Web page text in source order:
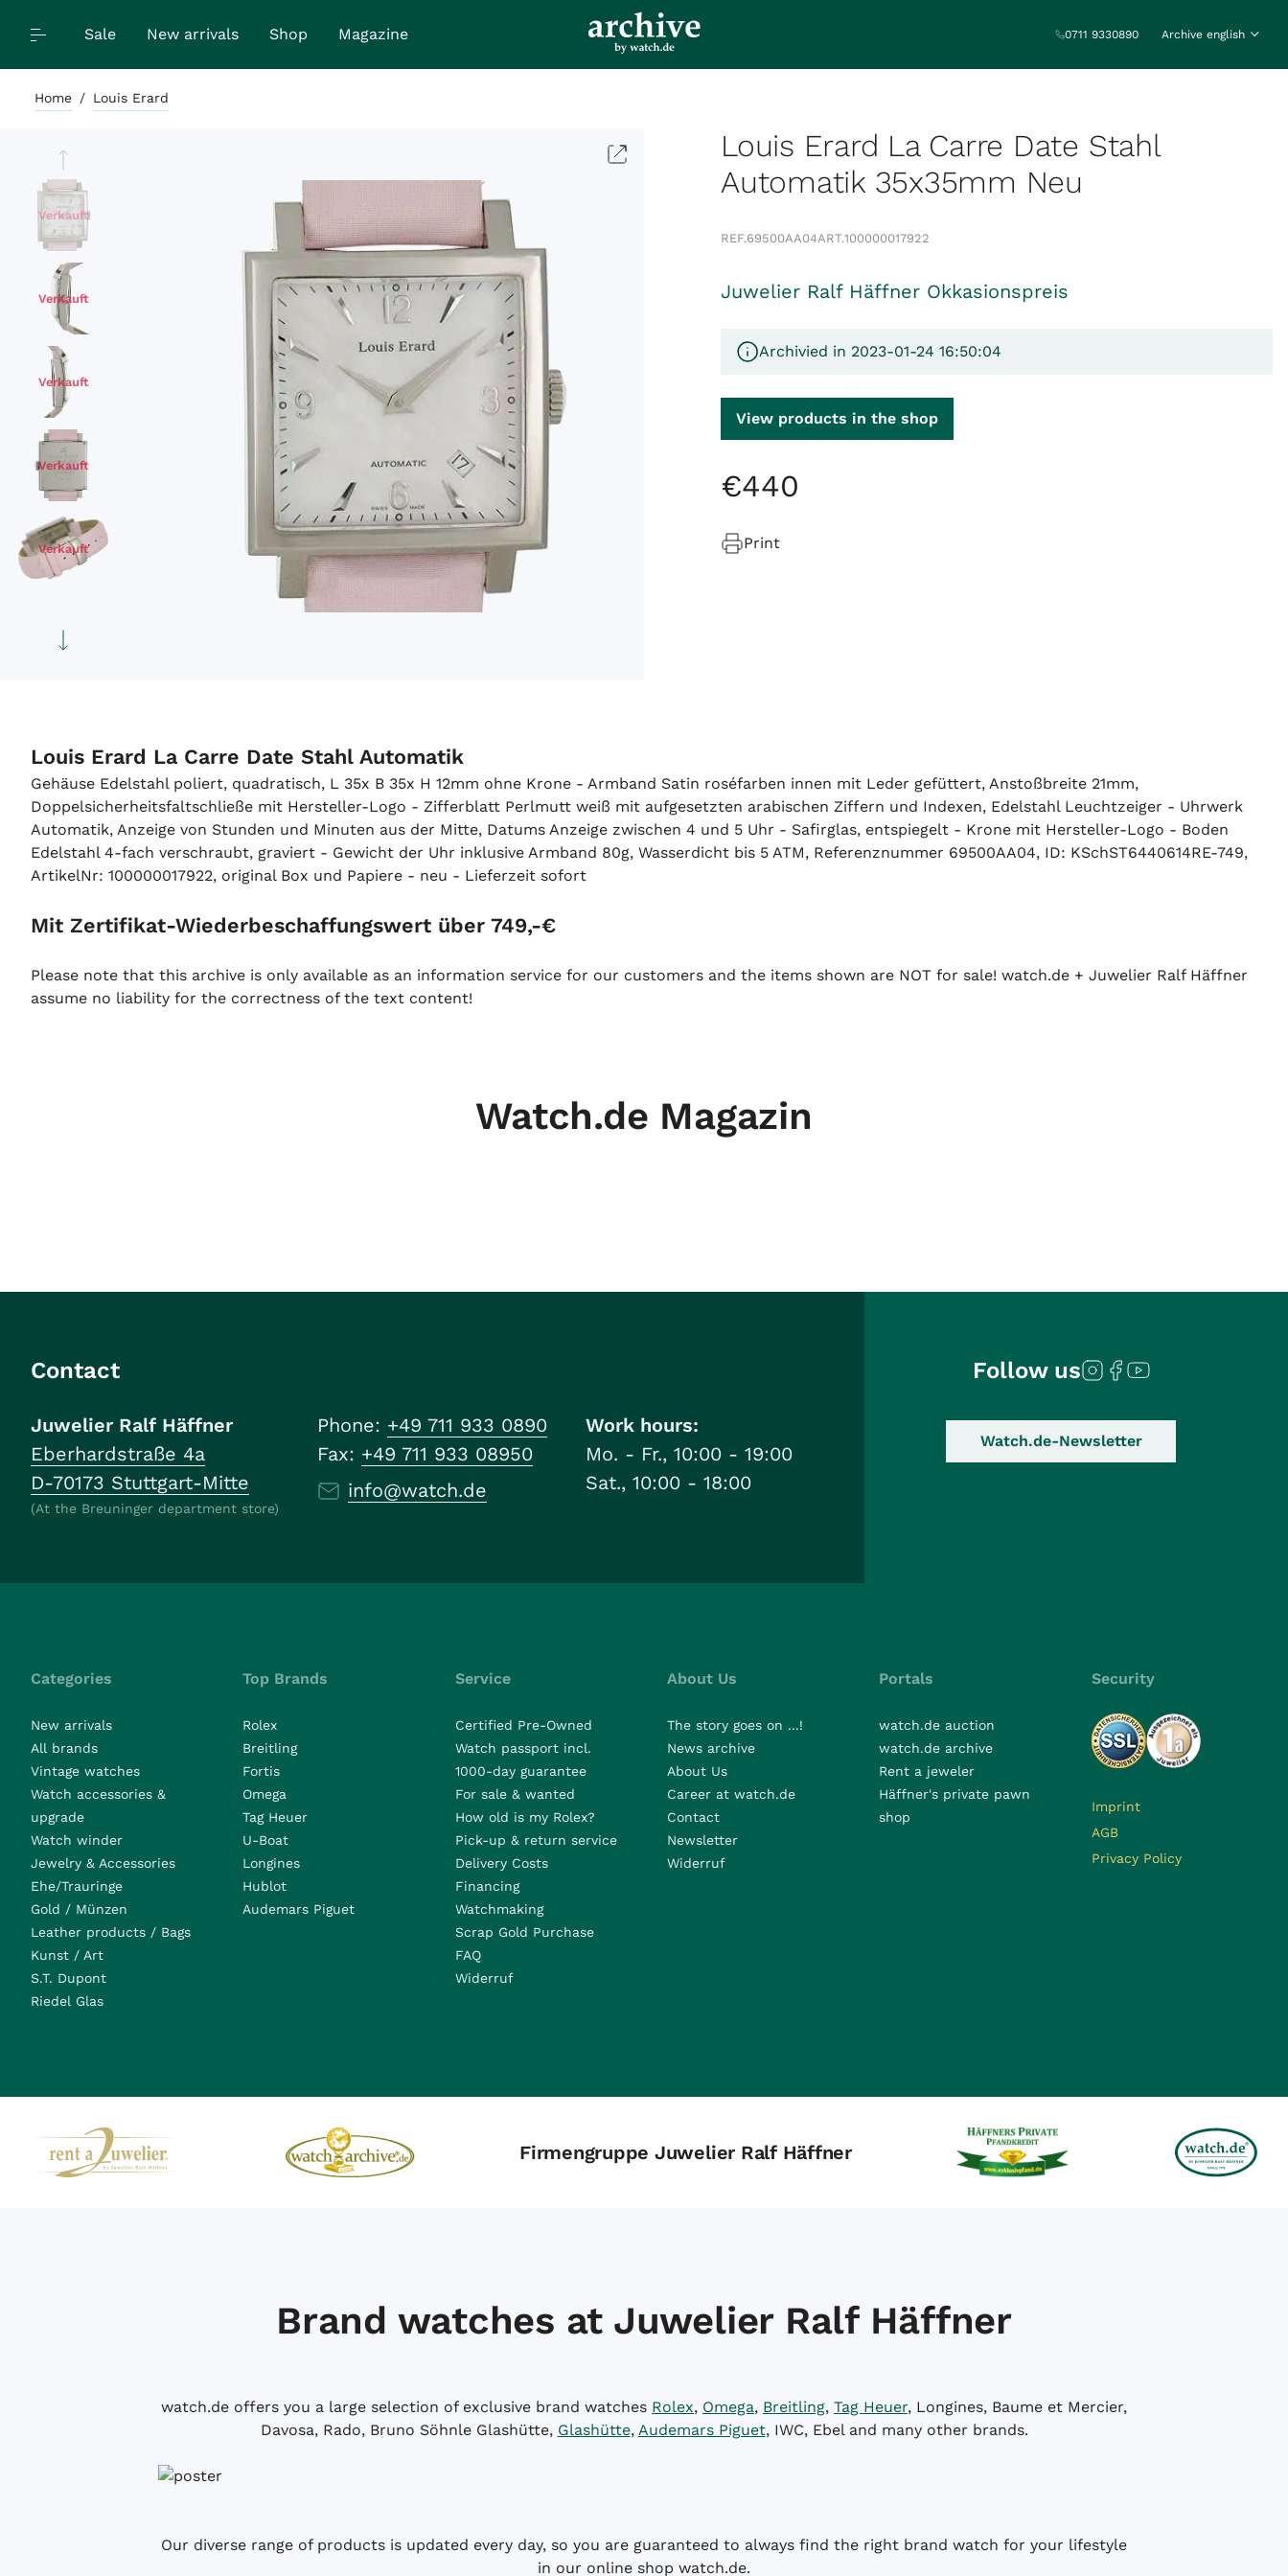
Sale New arrivals Shop Magazine 0711 9330890 Archive english
Home / Louis Erard
Louis Erard La Carre Date Stahl
Automatik 35x35mm Neu
Verkauft
Verkauft
Verkauft
Verkauft
Verkauft
Verkauft
REF.69500AA04ART.100000017922
Juwelier Ralf Häffner Okkasionspreis
Archivied in 2023-01-24 16:50:04
View products in the shop
€440
Print
Louis Erard La Carre Date Stahl Automatik
Gehäuse Edelstahl poliert, quadratisch, L 35x B 35x H 12mm ohne Krone - Armband Satin roséfarben innen mit Leder gefüttert, Anstoßbreite 21mm,
Doppelsicherheitsfaltschließe mit Hersteller-Logo - Zifferblatt Perlmutt weiß mit aufgesetzten arabischen Ziffern und Indexen, Edelstahl Leuchtzeiger - Uhrwerk
Automatik, Anzeige von Stunden und Minuten aus der Mitte, Datums Anzeige zwischen 4 und 5 Uhr - Safirglas, entspiegelt - Krone mit Hersteller-Logo - Boden
Edelstahl 4-fach verschraubt, graviert - Gewicht der Uhr inklusive Armband 80g, Wasserdicht bis 5 ATM, Referenznummer 69500AA04, ID: KSchST6440614RE-749,
ArtikelNr: 100000017922, original Box und Papiere - neu - Lieferzeit sofort
Mit Zertifikat-Wiederbeschaffungswert über 749,-€
Please note that this archive is only available as an information service for our customers and the items shown are NOT for sale! watch.de + Juwelier Ralf Häffner
assume no liability for the correctness of the text content!
Watch.de Magazin
Contact
Juwelier Ralf Häffner
Eberhardstraße 4a
D-70173 Stuttgart-Mitte
(At the Breuninger department store)
Phone: +49 711 933 0890
Fax: +49 711 933 08950
info@watch.de
Work hours:
Mo. - Fr., 10:00 - 19:00
Sat., 10:00 - 18:00
Follow us
Watch.de-Newsletter
Categories
New arrivals
All brands
Vintage watches
Watch accessories &
upgrade
Watch winder
Jewelry & Accessories
Ehe/Trauringe
Gold / Münzen
Leather products / Bags
Kunst / Art
S.T. Dupont
Riedel Glas
Top Brands
Rolex
Breitling
Fortis
Omega
Tag Heuer
U-Boat
Longines
Hublot
Audemars Piguet
Service
Certified Pre-Owned
Watch passport incl.
1000-day guarantee
For sale & wanted
How old is my Rolex?
Pick-up & return service
Delivery Costs
Financing
Watchmaking
Scrap Gold Purchase
FAQ
Widerruf
About Us
The story goes on ...!
News archive
About Us
Career at watch.de
Contact
Newsletter
Widerruf
Portals
watch.de auction
watch.de archive
Rent a jeweler
Häffner's private pawn
shop
Security
Imprint
AGB
Privacy Policy
Firmengruppe Juwelier Ralf Häffner
Brand watches at Juwelier Ralf Häffner
watch.de offers you a large selection of exclusive brand watches Rolex, Omega, Breitling, Tag Heuer, Longines, Baume et Mercier,
Davosa, Rado, Bruno Söhnle Glashütte, Glashütte, Audemars Piguet, IWC, Ebel and many other brands.
Our diverse range of products is updated every day, so you are guaranteed to always find the right brand watch for your lifestyle
in our online shop watch.de.